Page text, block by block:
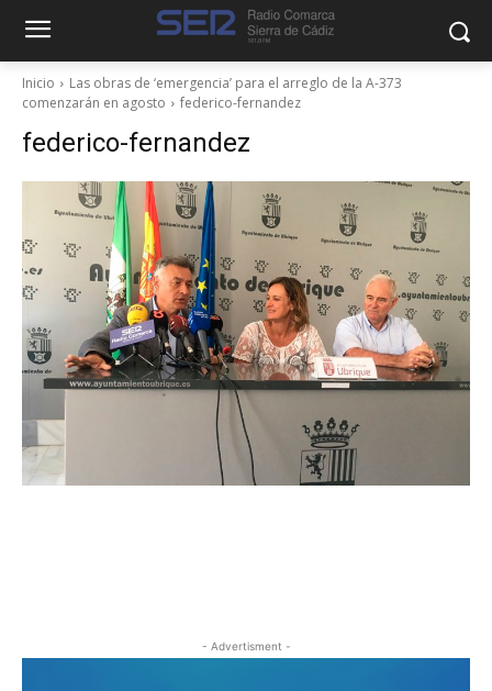
Inicio
Las obras de ‘emergencia’ para el arreglo de la A-373
comenzarán en agosto
federico-fernandez
federico-fernandez
- Advertisment -